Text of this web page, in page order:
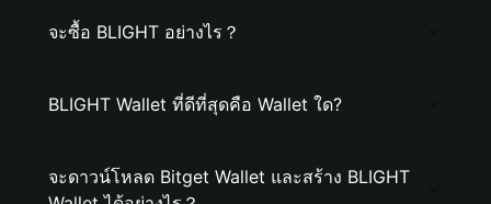
จะซื้อ BLIGHT อย่างไร？
BLIGHT Wallet ที่ดีที่สุดคือ Wallet ใด?
จะดาวน์โหลด Bitget Wallet และสร้าง BLIGHT